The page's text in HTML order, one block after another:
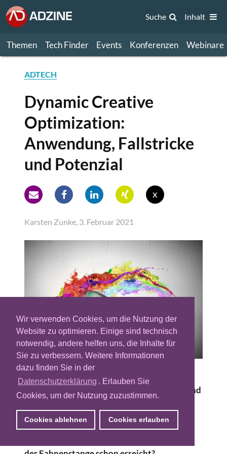
Wir verwenden Cookies, um die Nutzung der
Website zu optimieren. Einige sind technisch
notwendig, andere helfen uns, die Inhalte für
Sie zu verbessern. Weitere Informationen
dazu finden Sie in der
Datenschutzerklärung . Erlauben Sie
Cookies, um der Nutzung zuzustimmen.
Cookies ablehnen Cookies erlauben
Themen Tech Finder Events Konferenzen Webinare
Suche Inhalt
ADTECH
Dynamic Creative
Optimization:
Anwendung, Fallstricke
und Potenzial
x
Karsten Zunke, 3. Februar 2021
Dynamic Creative Optimization (DCO) ist
nicht neu. Immer öfter füttern Maschinen und
Algorithmen Werbemittel dynamisch mit
Inhalten, die optimal auf die Zielgruppe
angepasst sind. Das Retargeting ist das